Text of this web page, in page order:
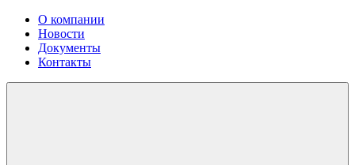
О компании
Новости
Документы
Контакты